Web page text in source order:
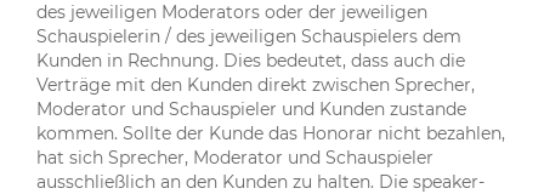
des jeweiligen Moderators oder der jeweiligen
Schauspielerin / des jeweiligen Schauspielers dem
Kunden in Rechnung. Dies bedeutet, dass auch die
Verträge mit den Kunden direkt zwischen Sprecher,
Moderator und Schauspieler und Kunden zustande
kommen. Sollte der Kunde das Honorar nicht bezahlen,
hat sich Sprecher, Moderator und Schauspieler
ausschließlich an den Kunden zu halten. Die speaker-